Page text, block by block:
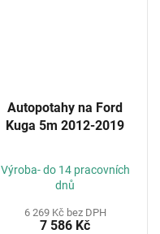
Autopotahy na Ford
Kuga 5m 2012-2019
Výroba- do 14 pracovních
dnů
6 269 Kč bez DPH
7 586 Kč